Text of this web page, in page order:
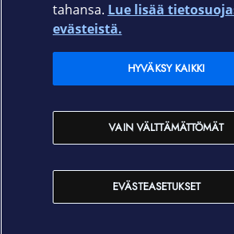
Elisa.fi
Elisan myymälät
tahansa. Lue lisää
evästeistä.
EVÄSTEASETUKSET
VAIN VÄLTTÄMÄTTÖMÄT
HYVÄKSY KAIKKI